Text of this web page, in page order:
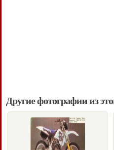
Другие фотографии из